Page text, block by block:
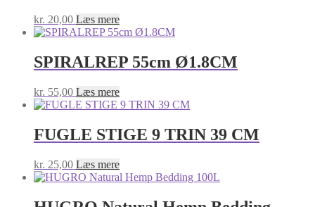
kr. 20,00 Læs mere
SPIRALREP 55cm Ø1.8CM
kr. 55,00 Læs mere
FUGLE STIGE 9 TRIN 39 CM
kr. 25,00 Læs mere